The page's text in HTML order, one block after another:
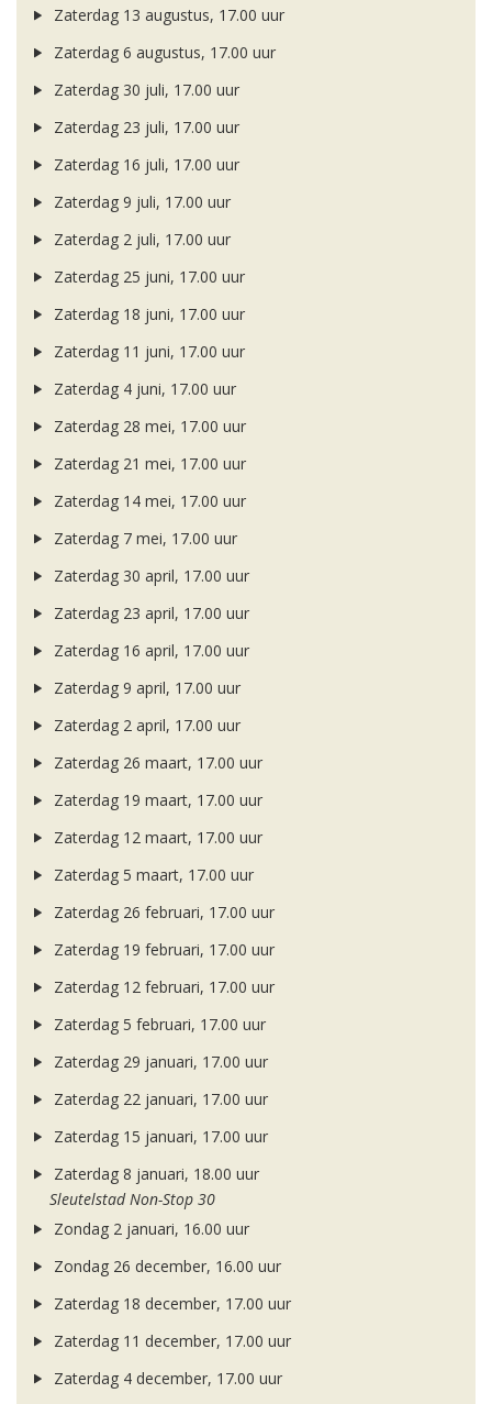
Zaterdag 13 augustus, 17.00 uur
Zaterdag 6 augustus, 17.00 uur
Zaterdag 30 juli, 17.00 uur
Zaterdag 23 juli, 17.00 uur
Zaterdag 16 juli, 17.00 uur
Zaterdag 9 juli, 17.00 uur
Zaterdag 2 juli, 17.00 uur
Zaterdag 25 juni, 17.00 uur
Zaterdag 18 juni, 17.00 uur
Zaterdag 11 juni, 17.00 uur
Zaterdag 4 juni, 17.00 uur
Zaterdag 28 mei, 17.00 uur
Zaterdag 21 mei, 17.00 uur
Zaterdag 14 mei, 17.00 uur
Zaterdag 7 mei, 17.00 uur
Zaterdag 30 april, 17.00 uur
Zaterdag 23 april, 17.00 uur
Zaterdag 16 april, 17.00 uur
Zaterdag 9 april, 17.00 uur
Zaterdag 2 april, 17.00 uur
Zaterdag 26 maart, 17.00 uur
Zaterdag 19 maart, 17.00 uur
Zaterdag 12 maart, 17.00 uur
Zaterdag 5 maart, 17.00 uur
Zaterdag 26 februari, 17.00 uur
Zaterdag 19 februari, 17.00 uur
Zaterdag 12 februari, 17.00 uur
Zaterdag 5 februari, 17.00 uur
Zaterdag 29 januari, 17.00 uur
Zaterdag 22 januari, 17.00 uur
Zaterdag 15 januari, 17.00 uur
Zaterdag 8 januari, 18.00 uur
Sleutelstad Non-Stop 30
Zondag 2 januari, 16.00 uur
Zondag 26 december, 16.00 uur
Zaterdag 18 december, 17.00 uur
Zaterdag 11 december, 17.00 uur
Zaterdag 4 december, 17.00 uur